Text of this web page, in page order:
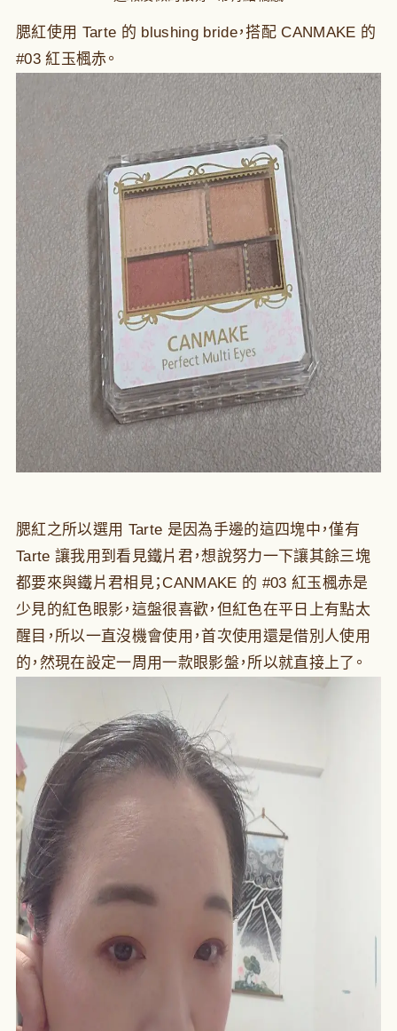
腮紅使用 Tarte 的 blushing bride，搭配 CANMAKE 的
#03 紅玉楓赤。
腮紅之所以選用 Tarte 是因為手邊的這四塊中，僅有
Tarte 讓我用到看見鐵片君，想說努力一下讓其餘三塊
都要來與鐵片君相見；CANMAKE 的 #03 紅玉楓赤是
少見的紅色眼影，這盤很喜歡，但紅色在平日上有點太
醒目，所以一直沒機會使用，首次使用還是借別人使用
的，然現在設定一周用一款眼影盤，所以就直接上了。